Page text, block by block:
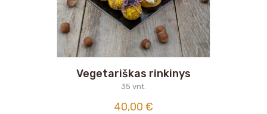
Vegetariškas rinkinys
35 vnt.
40,00 €